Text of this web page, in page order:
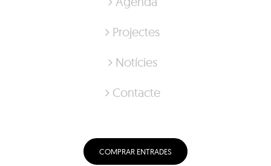
Projectes
Notícies
Contacte
COMPRAR ENTRADES